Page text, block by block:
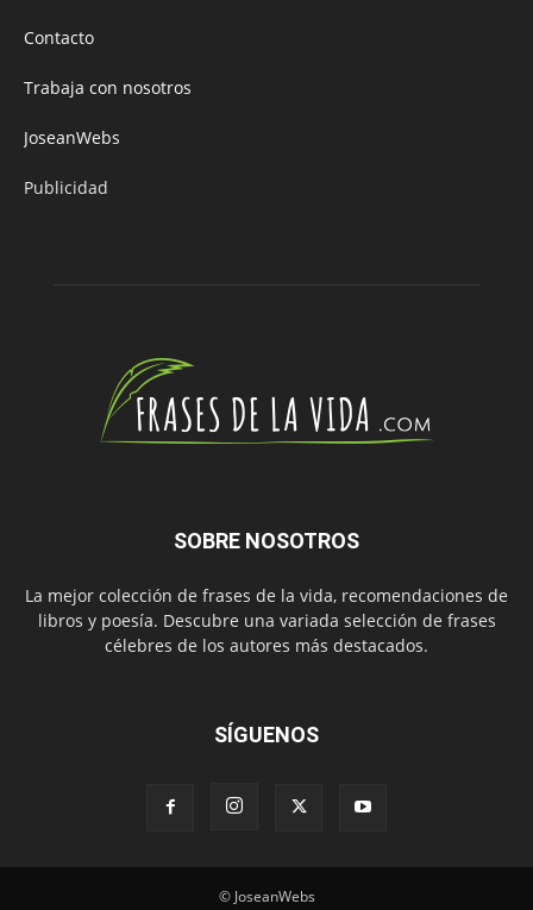
Contacto
Trabaja con nosotros
JoseanWebs
Publicidad
SOBRE NOSOTROS
La mejor colección de frases de la vida, recomendaciones de
libros y poesía. Descubre una variada selección de frases
célebres de los autores más destacados.
SÍGUENOS
© JoseanWebs